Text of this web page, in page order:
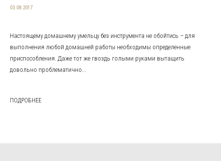
03.08.2017
Настоящему домашнему умельцу без инструмента не обойтись – для
выполнения любой домашней работы необходимы определенные
приспособления. Даже тот же гвоздь голыми руками вытащить
довольно проблематично...
ПОДРОБНЕЕ